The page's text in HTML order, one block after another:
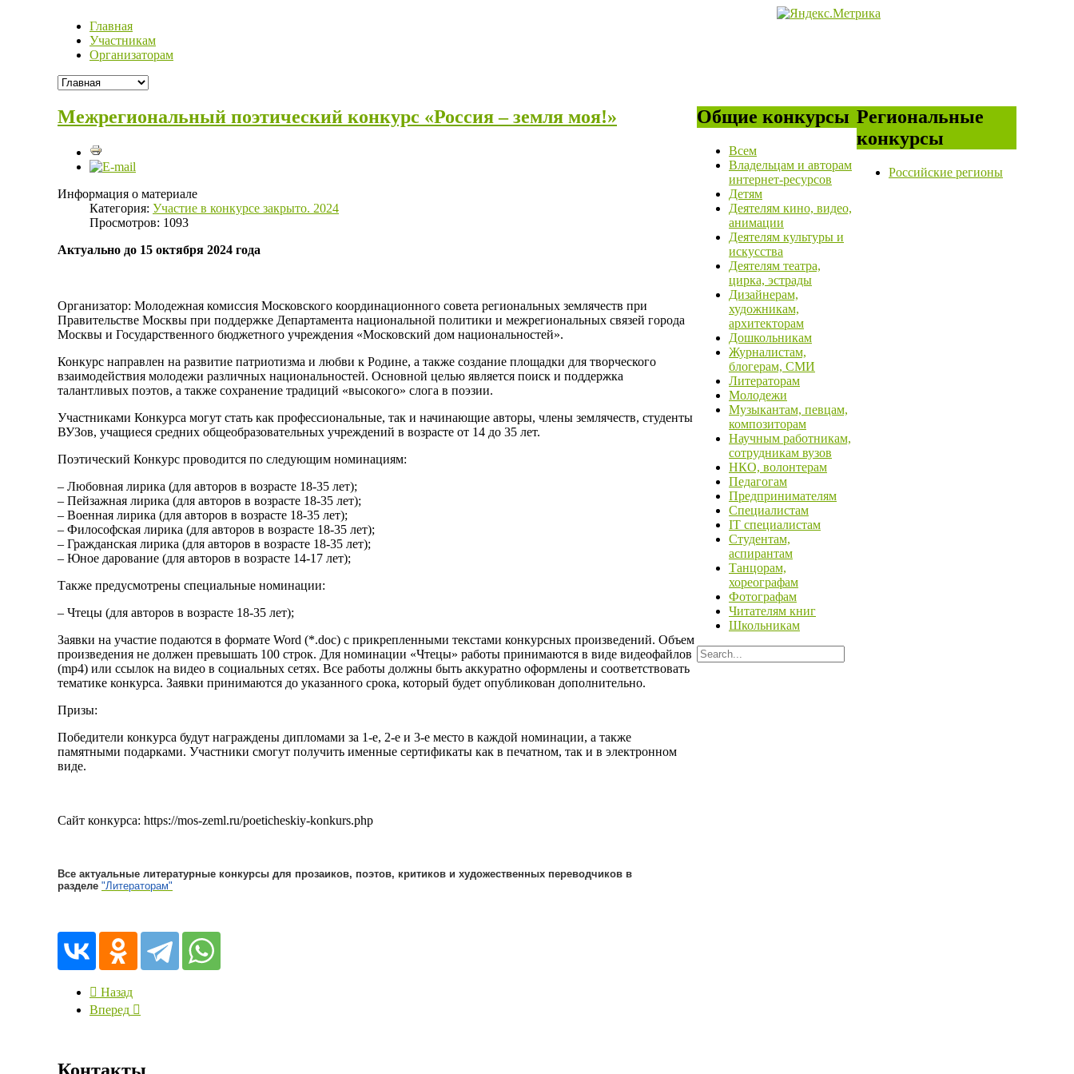
Главная
Участникам
Организаторам
Межрегиональный поэтический конкурс «Россия – земля моя!»
Информация о материале
Категория: Участие в конкурсе закрыто. 2024
Просмотров: 1093
Актуально до 15 октября 2024 года
Организатор: Молодежная комиссия Московского координационного совета региональных землячеств при
Правительстве Москвы при поддержке Департамента национальной политики и межрегиональных связей города
Москвы и Государственного бюджетного учреждения «Московский дом национальностей».
Конкурс направлен на развитие патриотизма и любви к Родине, а также создание площадки для творческого
взаимодействия молодежи различных национальностей. Основной целью является поиск и поддержка
талантливых поэтов, а также сохранение традиций «высокого» слога в поэзии.
Участниками Конкурса могут стать как профессиональные, так и начинающие авторы, члены землячеств, студенты
ВУЗов, учащиеся средних общеобразовательных учреждений в возрасте от 14 до 35 лет.
Поэтический Конкурс проводится по следующим номинациям:
– Любовная лирика (для авторов в возрасте 18-35 лет);
– Пейзажная лирика (для авторов в возрасте 18-35 лет);
– Военная лирика (для авторов в возрасте 18-35 лет);
– Философская лирика (для авторов в возрасте 18-35 лет);
– Гражданская лирика (для авторов в возрасте 18-35 лет);
– Юное дарование (для авторов в возрасте 14-17 лет);
Также предусмотрены специальные номинации:
– Чтецы (для авторов в возрасте 18-35 лет);
Заявки на участие подаются в формате Word (*.doc) с прикрепленными текстами конкурсных произведений. Объем
произведения не должен превышать 100 строк. Для номинации «Чтецы» работы принимаются в виде видеофайлов
(mp4) или ссылок на видео в социальных сетях. Все работы должны быть аккуратно оформлены и соответствовать
тематике конкурса. Заявки принимаются до указанного срока, который будет опубликован дополнительно.
Призы:
Победители конкурса будут награждены дипломами за 1-е, 2-е и 3-е место в каждой номинации, а также
памятными подарками. Участники смогут получить именные сертификаты как в печатном, так и в электронном
виде.
Сайт конкурса: https://mos-zeml.ru/poeticheskiy-konkurs.php
Все актуальные литературные конкурсы для прозаиков, поэтов, критиков и художественных переводчиков в
разделе "Литераторам"
Назад
Вперед
Общие конкурсы
Всем
Владельцам и авторам
интернет-ресурсов
Детям
Деятелям кино, видео,
анимации
Деятелям культуры и
искусства
Деятелям театра,
цирка, эстрады
Дизайнерам,
художникам,
архитекторам
Дошкольникам
Журналистам,
блогерам, СМИ
Литераторам
Молодежи
Музыкантам, певцам,
композиторам
Научным работникам,
сотрудникам вузов
НКО, волонтерам
Педагогам
Предпринимателям
Специалистам
IT специалистам
Студентам,
аспирантам
Танцорам,
хореографам
Фотографам
Читателям книг
Школьникам
Региональные
конкурсы
Российские регионы
Контакты